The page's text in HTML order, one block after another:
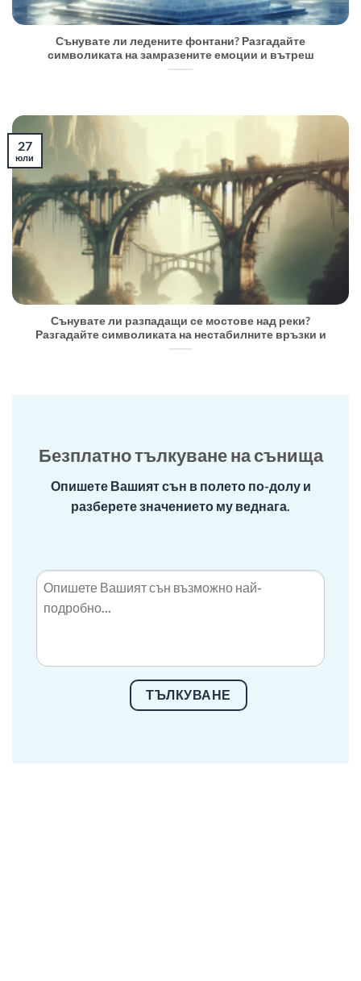
Сънувате ли ледените фонтани? Разгадайте
символиката на замразените емоции и вътреш
Сънувате ли разпадащи се мостове над реки?
Разгадайте символиката на нестабилните връзки и
27
юли
Безплатно тълкуване на сънища
Опишете Вашият сън в полето по-долу и
разберете значението му веднага.
ТЪЛКУВАНЕ